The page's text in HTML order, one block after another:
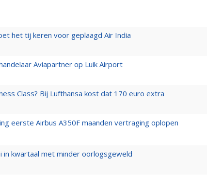
het tij keren voor geplaagd Air India
Aviapartner op Luik Airport
Class? Bij Lufthansa kost dat 170 euro extra
eerste Airbus A350F maanden vertraging oplopen
in kwartaal met minder oorlogsgeweld